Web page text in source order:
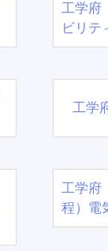
工学府
ビリテ
工学
工学
程）電